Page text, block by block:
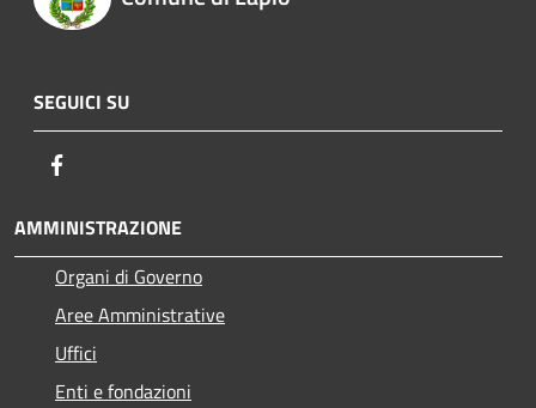
SEGUICI SU
AMMINISTRAZIONE
Organi di Governo
Aree Amministrative
Uffici
Enti e fondazioni